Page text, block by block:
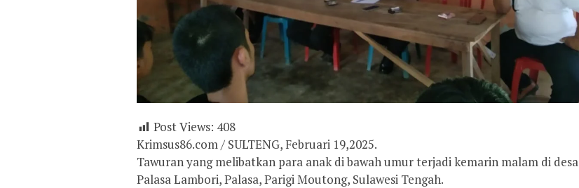
Post Views: 408
Krimsus86.com / SULTENG, Februari 19,2025.
Tawuran yang melibatkan para anak di bawah umur terjadi kemarin malam di desa
Palasa Lambori, Palasa, Parigi Moutong, Sulawesi Tengah.